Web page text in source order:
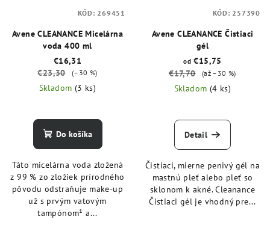
Avene CLEANANCE Micelárna
voda 400 ml
€16,31
€23,30
(–30 %)
Skladom (3 ks)
Do košíka
Táto micelárna voda zložená
z 99 % zo zložiek prírodného
pôvodu odstraňuje make-up
už s prvým vatovým
tampónom¹ a...
KÓD: 269451
Avene CLEANANCE Čistiaci
gél
od €15,75
€17,70
(až –30 %)
Skladom (4 ks)
Detail
Čistiaci, mierne penivý gél na
mastnú pleť alebo pleť so
sklonom k akné. Cleanance
Čistiaci gél je vhodný pre...
KÓD: 257390